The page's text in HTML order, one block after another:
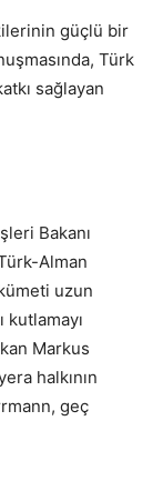
güçlü bir
Türk
sağlayan
Bakanı
Alman
uzun
kutlamayı
Markus
halkının
geç